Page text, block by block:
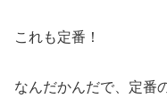
これも定番！
なんだかんだで、定番